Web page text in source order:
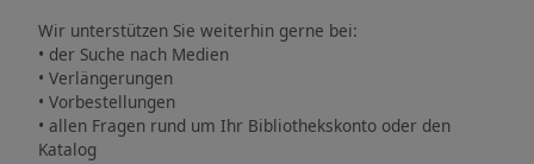
Wir unterstützen Sie weiterhin gerne bei:
• der Suche nach Medien
• Verlängerungen
• Vorbestellungen
• allen Fragen rund um Ihr Bibliothekskonto oder den
Katalog